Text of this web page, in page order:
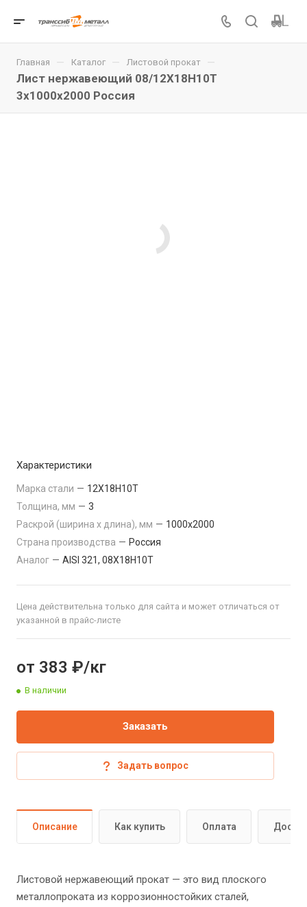
Главная — Каталог — Листовой прокат —
Лист нержавеющий 08/12Х18Н10Т
3x1000x2000 Россия
Характеристики
Марка стали — 12Х18Н10Т
Толщина, мм — 3
Раскрой (ширина х длина), мм — 1000x2000
Страна производства — Россия
Аналог — AISI 321, 08Х18Н10Т
Цена действительна только для сайта и может отличаться от
указанной в прайс-листе
от 383 ₽/кг
В наличии
Заказать
Задать вопрос
Описание Как купить Оплата
Листовой нержавеющий прокат — это вид плоского
металлопроката из коррозионностойких сталей,